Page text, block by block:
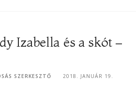
Izabella és a skót –
SZERKESZTŐ
2018. JANUÁR 19.